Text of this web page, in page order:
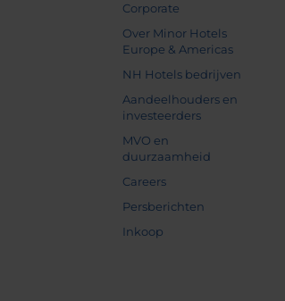
Corporate
Over Minor Hotels
Europe & Americas
NH Hotels bedrijven
Aandeelhouders en
investeerders
MVO en
duurzaamheid
Careers
Persberichten
Inkoop